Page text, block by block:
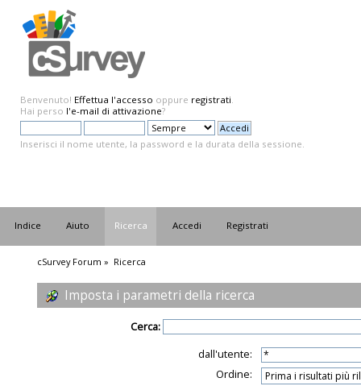
Benvenuto! Effettua l'accesso oppure registrati.
Hai perso l'e-mail di attivazione?
Inserisci il nome utente, la password e la durata della sessione.
Indice Aiuto Ricerca Accedi Registrati
cSurvey Forum » Ricerca
Imposta i parametri della ricerca
Cerca:
dall'utente:
Ordine: